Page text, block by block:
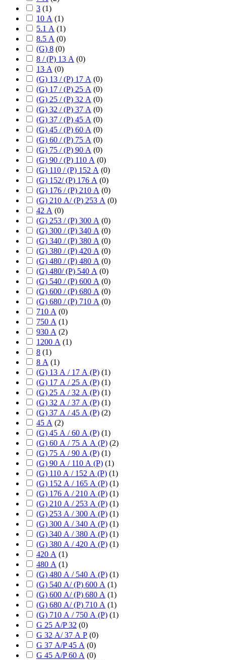
3 (1)
10 А (1)
5.1 А (1)
8.5 А (0)
(G) 8 (0)
8 / (P) 13 А (0)
13 А (0)
(G) 13 / (P) 17 А (0)
(G) 17 / (P) 25 А (0)
(G) 25 / (P) 32 А (0)
(G) 32 / (P) 37 А (0)
(G) 37 / (P) 45 А (0)
(G) 45 / (P) 60 А (0)
(G) 60 / (P) 75 А (0)
(G) 75 / (P) 90 А (0)
(G) 90 / (P) 110 А (0)
(G) 110 / (P) 152 А (0)
(G) 152/ (P) 176 А (0)
(G) 176 / (P) 210 А (0)
(G) 210 А/ (P) 253 А (0)
42 А (0)
(G) 253 / (P) 300 А (0)
(G) 300 / (P) 340 А (0)
(G) 340 / (P) 380 А (0)
(G) 380 / (P) 420 А (0)
(G) 480 / (P) 480 А (0)
(G) 480/ (P) 540 А (0)
(G) 540 / (P) 600 А (0)
(G) 600 / (P) 680 А (0)
(G) 680 / (P) 710 А (0)
710 А (0)
750 А (1)
930 А (2)
1200 А (1)
8 (1)
8 А (1)
(G) 13 А / 17 А (P) (1)
(G) 17 А / 25 А (P) (1)
(G) 25 А / 32 А (P) (1)
(G) 32 А / 37 А (P) (1)
(G) 37 А / 45 А (P) (2)
45 А (2)
(G) 45 А / 60 А (P) (1)
(G) 60 А / 75 А А (P) (2)
(G) 75 А / 90 А (P) (1)
(G) 90 А / 110 А (P) (1)
(G) 110 А / 152 А (P) (1)
(G) 152 А / 165 А (P) (1)
(G) 176 А / 210 А (P) (1)
(G) 210 А / 253 А (P) (1)
(G) 253 А / 300 А (P) (1)
(G) 300 А / 340 А (P) (1)
(G) 340 А / 380 А (P) (1)
(G) 380 А / 420 А (P) (1)
420 А (1)
480 А (1)
(G) 480 А / 540 А (P) (1)
(G) 540 А/ (P) 600 А (1)
(G) 600 А/ (P) 680 А (1)
(G) 680 А/ (P) 710 А (1)
(G) 710 А / 750 А (P) (1)
G 25 А/P 32 (0)
G 32 А/ 37 А P (0)
G 37 А/P 45 А (0)
G 45 А/P 60 А (0)